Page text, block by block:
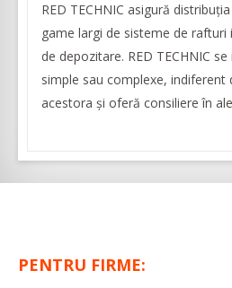
RED TECHNIC asigură
game largi de sisteme de rafturi
de depozitare. RED TECHNIC
simple sau complexe, indiferent
acestora și oferă consiliere în
PENTRU FIRME: